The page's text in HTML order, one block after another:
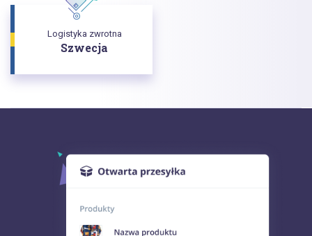
Logistyka zwrotna
Szwecja